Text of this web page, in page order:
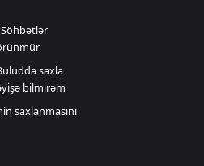
saxla
bilmirəm
saxlanmasını